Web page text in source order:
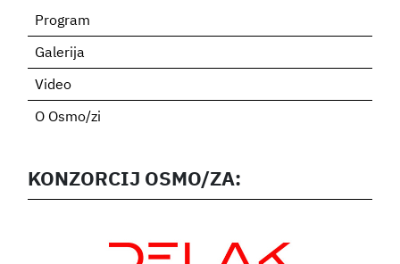
Program
Galerija
Video
O Osmo/zi
KONZORCIJ OSMO/ZA: